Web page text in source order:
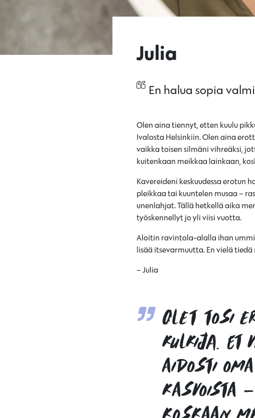
Julia
En halua sopia
Olen aina tiennyt, etten kuulu
Ivalosta Helsinkiin. Olen aina
vaikka toisen silmäni vihreäksi,
kuitenkaan meikkaa lainkaan,
Kavereideni keskuudessa erotun
pleikkaa tai kuuntelen musaa –
unenlahjat. Tällä hetkellä aika
työskennellyt jo yli viisi vuotta.
Aloitin ravintola-alalla ihan
lisää itsevarmuutta. En vielä
– Julia
Olet tosi
kulkija. Et
aidosti
kasvoista
koskaan